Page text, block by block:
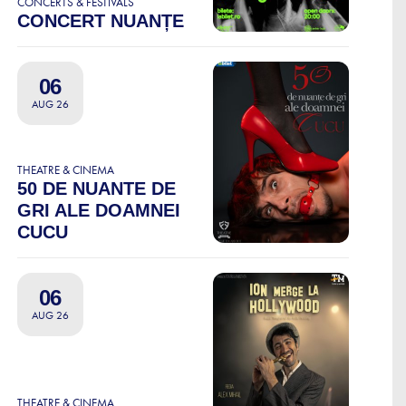
CONCERT NUANȚE
06
AUG 26
THEATRE & CINEMA
50 DE NUANTE DE
GRI ALE DOAMNEI
CUCU
06
AUG 26
THEATRE & CINEMA